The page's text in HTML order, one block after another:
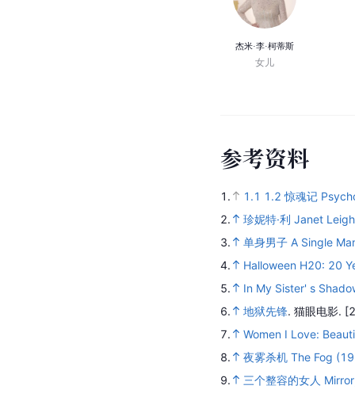
杰米·李·柯蒂斯
女儿
参考资料
1. 1.1 1.2 惊魂记
2.
珍妮特·利 Janet Leigh
3.
单身男子 A Single
4.
Halloween H20: 20
5.
In My Sister' s
6.
地狱先锋. 猫眼电影.
7.
Women I Love:
8.
夜雾杀机 The Fog
9.
三个整容的女人